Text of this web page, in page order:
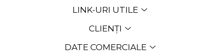
LINK-URI UTILE
CLIENȚI
DATE COMERCIALE